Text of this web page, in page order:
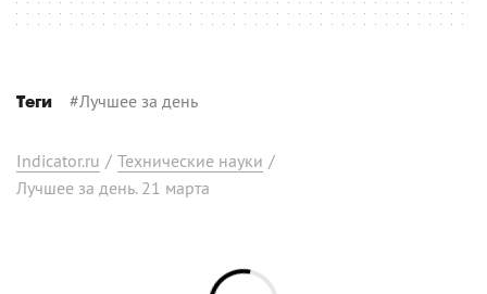
Теги #Лучшее за день
Indicator.ru / Технические науки /
Лучшее за день. 21 марта